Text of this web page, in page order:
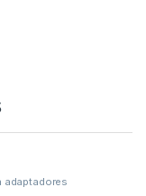
adaptadores